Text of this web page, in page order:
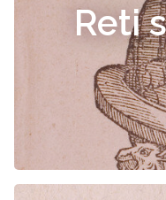
Reti